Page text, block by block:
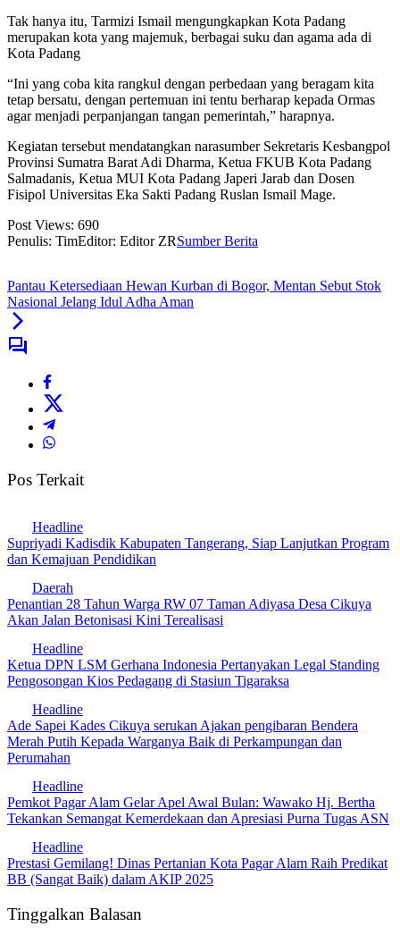
Tak hanya itu, Tarmizi Ismail mengungkapkan Kota Padang
merupakan kota yang majemuk, berbagai suku dan agama ada di
Kota Padang
“Ini yang coba kita rangkul dengan perbedaan yang beragam kita
tetap bersatu, dengan pertemuan ini tentu berharap kepada Ormas
agar menjadi perpanjangan tangan pemerintah,” harapnya.
Kegiatan tersebut mendatangkan narasumber Sekretaris Kesbangpol
Provinsi Sumatra Barat Adi Dharma, Ketua FKUB Kota Padang
Salmadanis, Ketua MUI Kota Padang Japeri Jarab dan Dosen
Fisipol Universitas Eka Sakti Padang Ruslan Ismail Mage.
Post Views: 690
Penulis: TimEditor: Editor ZRSumber Berita
Pantau Ketersediaan Hewan Kurban di Bogor, Mentan Sebut Stok
Nasional Jelang Idul Adha Aman
Pos Terkait
Headline
Supriyadi Kadisdik Kabupaten Tangerang, Siap Lanjutkan Program
dan Kemajuan Pendidikan
Daerah
Penantian 28 Tahun Warga RW 07 Taman Adiyasa Desa Cikuya
Akan Jalan Betonisasi Kini Terealisasi
Headline
Ketua DPN LSM Gerhana Indonesia Pertanyakan Legal Standing
Pengosongan Kios Pedagang di Stasiun Tigaraksa
Headline
Ade Sapei Kades Cikuya serukan Ajakan pengibaran Bendera
Merah Putih Kepada Warganya Baik di Perkampungan dan
Perumahan
Headline
Pemkot Pagar Alam Gelar Apel Awal Bulan: Wawako Hj. Bertha
Tekankan Semangat Kemerdekaan dan Apresiasi Purna Tugas ASN
Headline
Prestasi Gemilang! Dinas Pertanian Kota Pagar Alam Raih Predikat
BB (Sangat Baik) dalam AKIP 2025
Tinggalkan Balasan